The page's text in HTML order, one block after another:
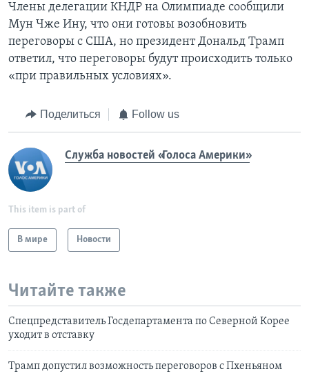
Члены делегации КНДР на Олимпиаде сообщили
Мун Чже Ину, что они готовы возобновить
переговоры с США, но президент Дональд Трамп
ответил, что переговоры будут происходить только
«при правильных условиях».
Поделиться Follow us
Служба новостей «Голоса Америки»
This item is part of
В мире Новости
Читайте также
Спецпредставитель Госдепартамента по Северной Корее
уходит в отставку
Трамп допустил возможность переговоров с Пхеньяном